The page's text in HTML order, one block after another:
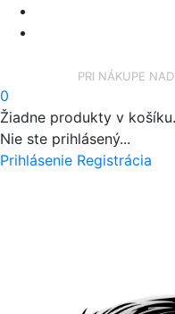
PRI NÁKUPE
0
Žiadne produkty v košíku.
Nie ste prihlásený...
Prihlásenie Registrácia